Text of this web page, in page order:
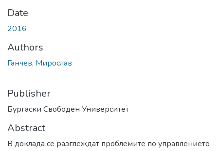
Date
2016
Authors
Ганчев, Мирослав
Publisher
Бургаски Свободен Университет
Abstract
В доклада се разглеждат проблемите по управлението